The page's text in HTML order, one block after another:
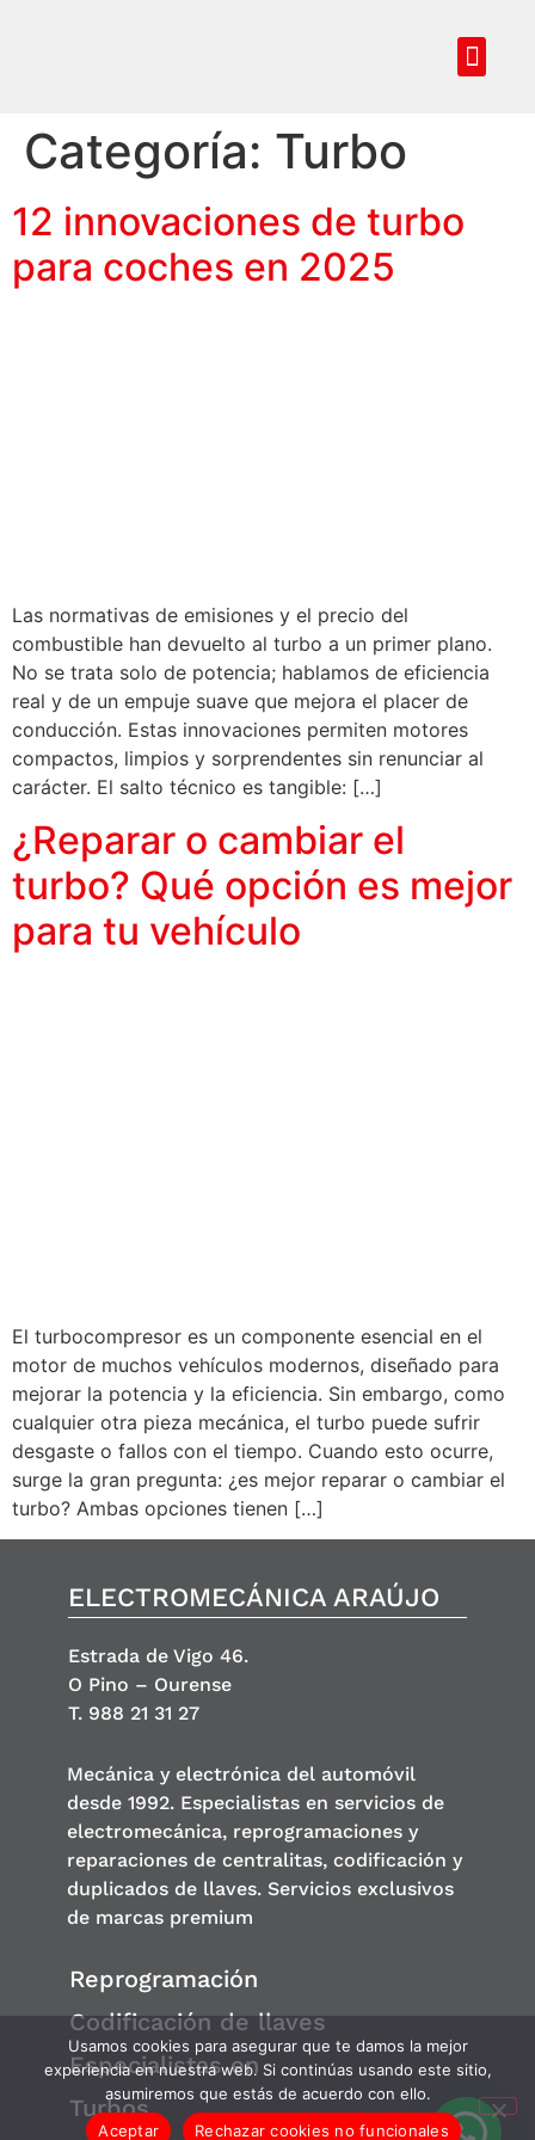
Categoría: Turbo
12 innovaciones de turbo
para coches en 2025
Las normativas de emisiones y el precio del
combustible han devuelto al turbo a un primer plano.
No se trata solo de potencia; hablamos de eficiencia
real y de un empuje suave que mejora el placer de
conducción. Estas innovaciones permiten motores
compactos, limpios y sorprendentes sin renunciar al
carácter. El salto técnico es tangible: […]
¿Reparar o cambiar el
turbo? Qué opción es mejor
para tu vehículo
El turbocompresor es un componente esencial en el
motor de muchos vehículos modernos, diseñado para
mejorar la potencia y la eficiencia. Sin embargo, como
cualquier otra pieza mecánica, el turbo puede sufrir
desgaste o fallos con el tiempo. Cuando esto ocurre,
surge la gran pregunta: ¿es mejor reparar o cambiar el
turbo? Ambas opciones tienen […]
ELECTROMECÁNICA ARAÚJO
Estrada de Vigo 46.
O Pino – Ourense
T. 988 21 31 27
Mecánica y electrónica del automóvil
desde 1992. Especialistas en servicios de
electromecánica, reprogramaciones y
reparaciones de centralitas, codificación y
duplicados de llaves. Servicios exclusivos
de marcas premium
Reprogramación
Codificación de llaves
Especialistas en
Turbos
Usamos cookies para asegurar que te damos la mejor
experiencia en nuestra web. Si continúas usando este sitio,
asumiremos que estás de acuerdo con ello.
Aceptar
Rechazar cookies no funcionales